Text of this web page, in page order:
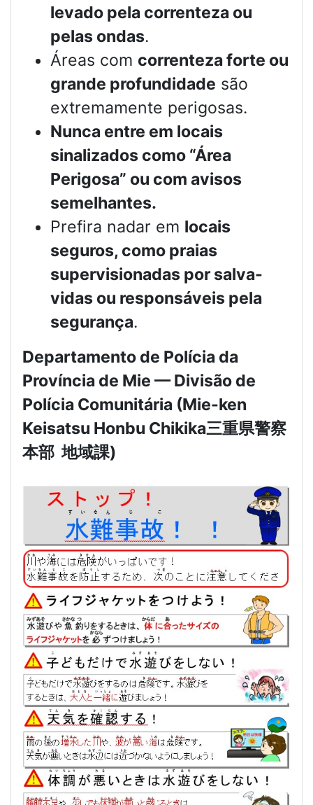
levado pela correnteza ou
pelas ondas.
Áreas com correnteza forte ou
grande profundidade são
extremamente perigosas.
Nunca entre em locais
sinalizados como “Área
Perigosa” ou com avisos
semelhantes.
Prefira nadar em locais
seguros, como praias
supervisionadas por salva-
vidas ou responsáveis pela
segurança.
Departamento de Polícia da
Província de Mie — Divisão de
Polícia Comunitária (Mie-ken
Keisatsu Honbu Chikika三重県警察
本部 地域課)